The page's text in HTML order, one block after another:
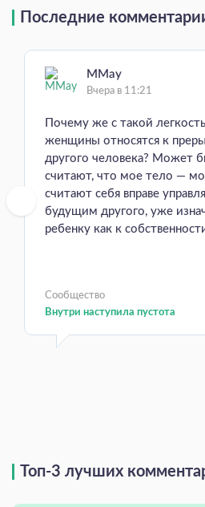
Последние
MMay
Вчера в 11:21
Почему же с такой
женщины относятся к
другого человека? Может
считают, что мое тело —
считают себя вправе
будущим другого, уже
ребенку как к
Сообщество
Внутри наступила пустота
Топ-3 лучших